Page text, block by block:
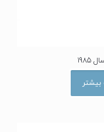
بیشتر